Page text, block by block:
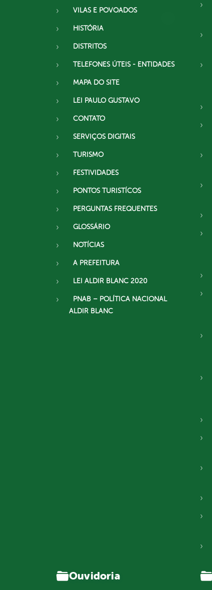
VILAS E POVOADOS
HISTÓRIA
DISTRITOS
TELEFONES ÚTEIS - ENTIDADES
MAPA DO SITE
LEI PAULO GUSTAVO
CONTATO
SERVIÇOS DIGITAIS
TURISMO
FESTIVIDADES
PONTOS TURISTÍCOS
PERGUNTAS FREQUENTES
GLOSSÁRIO
NOTÍCIAS
A PREFEITURA
LEI ALDIR BLANC 2020
PNAB – POLÍTICA NACIONAL
ALDIR BLANC
Ouvidoria